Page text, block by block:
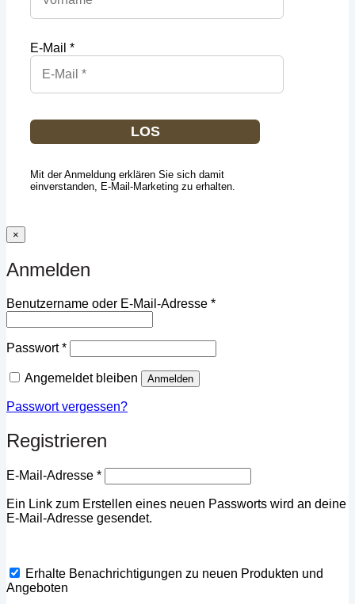
E-Mail *
LOS
Mit der Anmeldung erklären Sie sich damit
einverstanden, E-Mail-Marketing zu erhalten.
×
Anmelden
Benutzername oder E-Mail-Adresse *Erforderlich
Passwort*Erforderlich
Angemeldet bleiben Anmelden
Passwort vergessen?
Registrieren
E-Mail-Adresse *Erforderlich
Ein Link zum Erstellen eines neuen Passworts wird an deine
E-Mail-Adresse gesendet.
Erhalte Benachrichtigungen zu neuen Produkten und
Angeboten